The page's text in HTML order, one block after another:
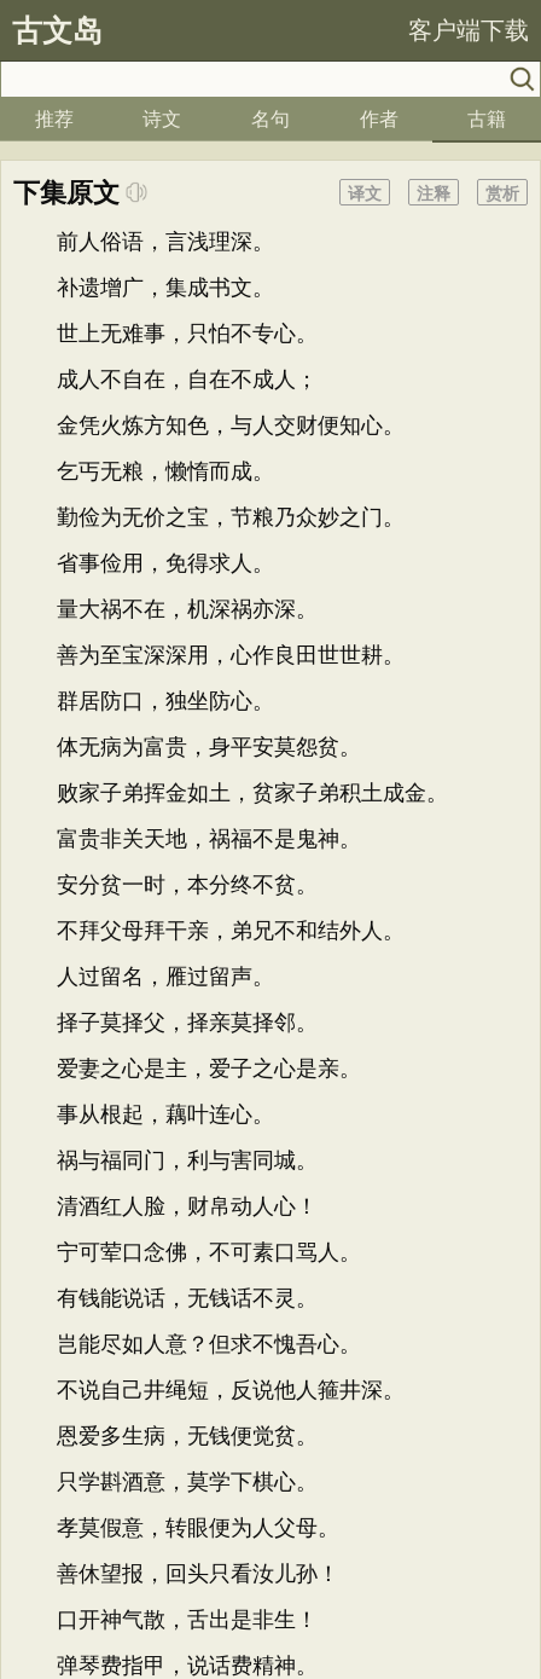
古文岛 客户端下载
推荐 诗文 名句 作者 古籍
下集原文 赏析
注释
译文
前人俗语，言浅理深。
补遗增广，集成书文。
世上无难事，只怕不专心。
成人不自在，自在不成人；
金凭火炼方知色，与人交财便知心。
乞丐无粮，懒惰而成。
勤俭为无价之宝，节粮乃众妙之门。
省事俭用，免得求人。
量大祸不在，机深祸亦深。
善为至宝深深用，心作良田世世耕。
群居防口，独坐防心。
体无病为富贵，身平安莫怨贫。
败家子弟挥金如土，贫家子弟积土成金。
富贵非关天地，祸福不是鬼神。
安分贫一时，本分终不贫。
不拜父母拜干亲，弟兄不和结外人。
人过留名，雁过留声。
择子莫择父，择亲莫择邻。
爱妻之心是主，爱子之心是亲。
事从根起，藕叶连心。
祸与福同门，利与害同城。
清酒红人脸，财帛动人心！
宁可荤口念佛，不可素口骂人。
有钱能说话，无钱话不灵。
岂能尽如人意？但求不愧吾心。
不说自己井绳短，反说他人箍井深。
恩爱多生病，无钱便觉贫。
只学斟酒意，莫学下棋心。
孝莫假意，转眼便为人父母。
善休望报，回头只看汝儿孙！
口开神气散，舌出是非生！
弹琴费指甲，说话费精神。